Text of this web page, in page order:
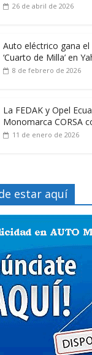
26 de abril de 2026
Auto eléctrico gana
‘Cuarto de Milla’ en
8 de febrero de 2026
La FEDAK y Opel
Monomarca CORSA
11 de enero de 2026
estar aquí